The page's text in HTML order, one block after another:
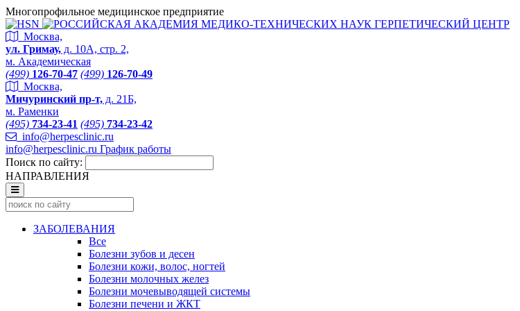
Многопрофильное медицинское предприятие
Москва,
ул. Гримау, д. 10А, стр. 2,
м. Академическая
(499) 126-70-47 (499) 126-70-49
Москва,
Мичуринский пр-т, д. 21Б,
м. Раменки
(495) 734-23-41 (495) 734-23-42
info@herpesclinic.ru
info@herpesclinic.ru График работы
Поиск по сайту:
НАПРАВЛЕНИЯ
ЗАБОЛЕВАНИЯ
Все
Болезни зубов и десен
Болезни кожи, волос, ногтей
Болезни молочных желез
Болезни мочевыводящей системы
Болезни печени и ЖКТ